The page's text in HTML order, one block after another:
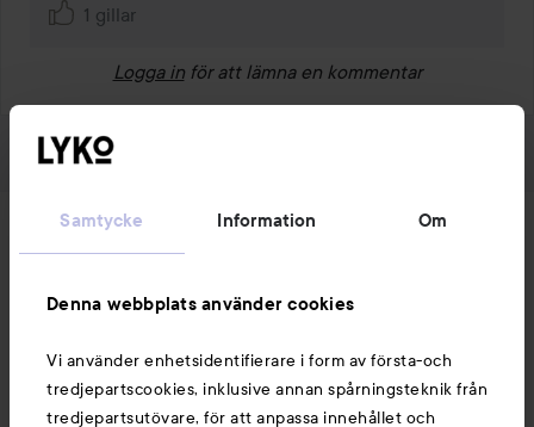
Samtycke Information Om
Denna webbplats använder cookies
Vi använder enhetsidentifierare i form av första-och
tredjepartscookies, inklusive annan spårningsteknik från
tredjepartsutövare, för att anpassa innehållet och
1 gillar
Logga in för att lämna en kommentar
Nyheter och erbjudanden
Följ oss
Kundservice